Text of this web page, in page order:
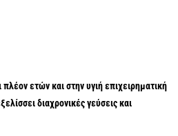
ετών και στην υγιή επιχειρηματική
διαχρονικές γεύσεις και